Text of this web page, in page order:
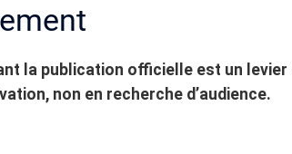
la publication officielle est un
non en recherche d’audience.